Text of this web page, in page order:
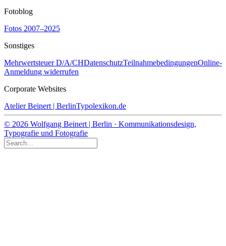
Fotoblog
Fotos 2007–2025
Sonstiges
Mehrwertsteuer D/A/CHDatenschutzTeilnahmebedingungenOnline-
Anmeldung widerrufen
Corporate Websites
Atelier Beinert | BerlinTypolexikon.de
© 2026 Wolfgang Beinert | Berlin · Kommunikationsdesign,
Typografie und Fotografie